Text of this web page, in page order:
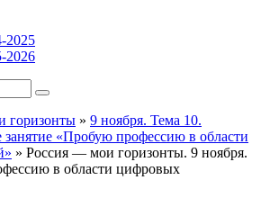
2025
2026
горизонты » 9 ноября. Тема 10.
«Пробую профессию в области
» Россия — мои горизонты. 9 ноября.
в области цифровых